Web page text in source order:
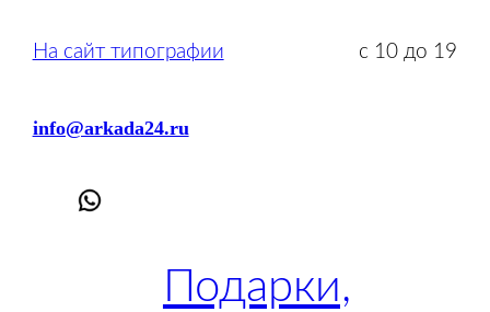
На сайт типографии с 10 до 19
info@arkada24.ru
Подарки,